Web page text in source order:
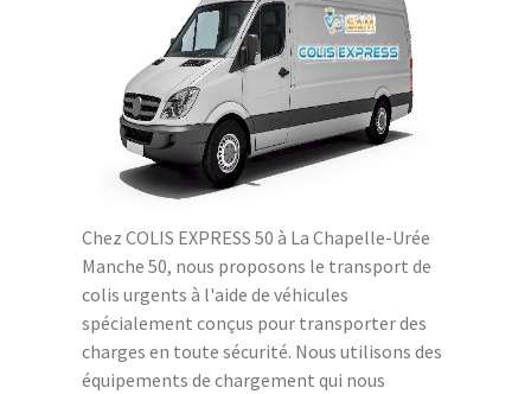
Chez COLIS EXPRESS 50 à La Chapelle-Urée
Manche 50, nous proposons le transport de
colis urgents à l'aide de véhicules
spécialement conçus pour transporter des
charges en toute sécurité. Nous utilisons des
équipements de chargement qui nous